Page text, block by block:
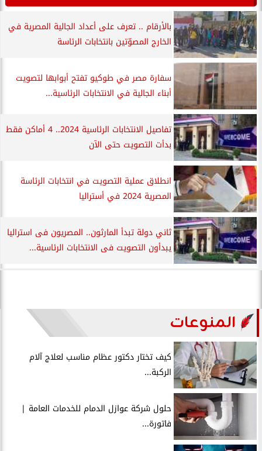
بالأرقام .. تعرف على أعداد الجالية المصرية في
الخارج المصوّتين بانتخابات الرئاسة
سفارة مصر في طوكيو تفتح أبوابها لتصويت
أبناء الجالية في الانتخابات الرئاسية...
تفاصيل الانتخابات الرئاسية 2024.. 4 أماكن فقط
بدأت التصويت حتى الآن
انطلاق عملية التصويت في انتخابات الرئاسة
المصرية 2024 في أستراليا
ثاني دولة تبدأ المارثون.. المصريون فى استراليا
يبدأون التصويت فى الانتخابات الرئاسية...
المنوعات
كيف تختار دكتور عظام مناسب لعلاج آلام
الركبة...
حلول شركة عوازل الدمام للخدمات العامة |
فاتورة...